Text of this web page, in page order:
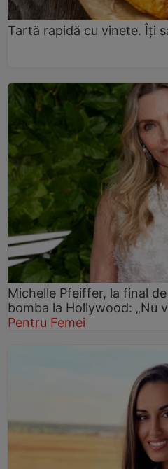
Tartă rapidă cu vinete. Îți
Michelle Pfeiffer, la final
bomba la Hollywood: „Nu
Pentru Femei